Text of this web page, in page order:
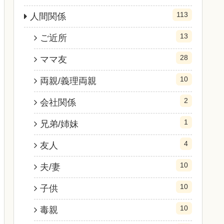
人間関係 113
ご近所 13
ママ友 28
両親/義理両親 10
会社関係 2
兄弟/姉妹 1
友人 4
夫/妻 10
子供 10
毒親 10